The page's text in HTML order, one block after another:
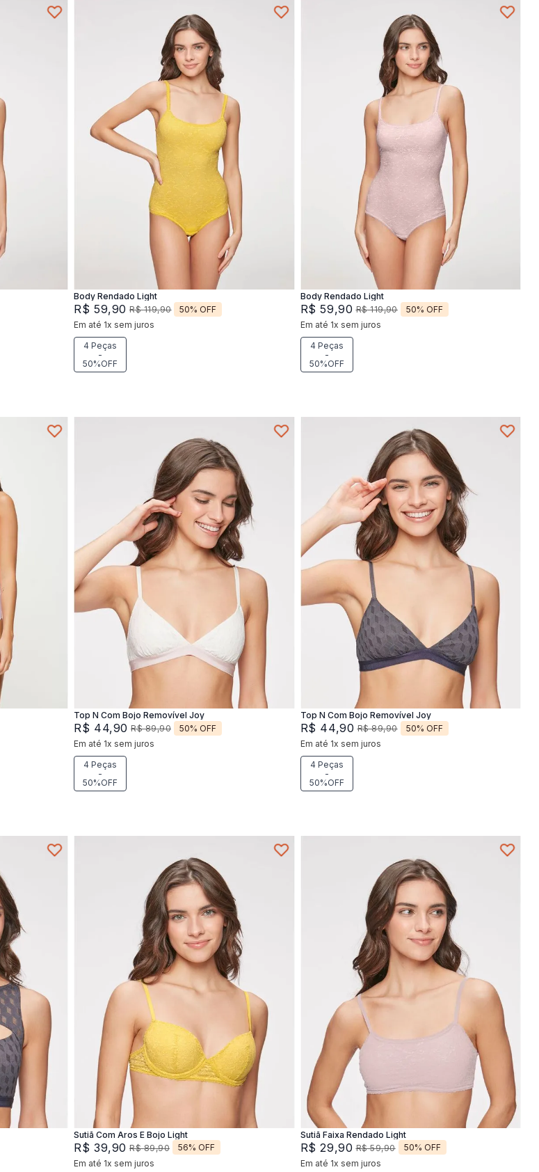
P
Adicionar na sacola
Body Rendado Light
R$ 59,90 R$ 119,90 50% OFF
Em até 1x sem juros
4 Peças
-
50%OFF
P M G
Adicionar na sacola
Body Rendado Light
R$ 59,90 R$ 119,90 50% OFF
Em até 1x sem juros
4 Peças
-
50%OFF
M G XG
Top N Com Bojo Removível Joy
R$ 44,90 R$ 89,90 50% OFF
Em até 1x sem juros
4 Peças
-
50%OFF
M G XG
Adicionar na sacola
Top N Com Bojo Removível Joy
R$ 44,90 R$ 89,90 50% OFF
Em até 1x sem juros
4 Peças
-
50%OFF
XG 44 46
Sutiã Com Aros E Bojo Light
R$ 39,90 R$ 89,90 56% OFF
Em até 1x sem juros
Sutiã Faixa Rendado Light
R$ 29,90 R$ 59,90 50% OFF
Em até 1x sem juros